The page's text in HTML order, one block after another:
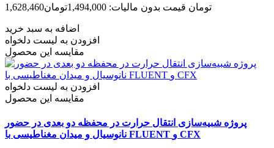
1,628,460تومان قیمت بدون مالیات: 1,494,000تومان
اضافه به سبد خرید
افزودن به لیست دلخواه
مقایسه این محصول
افزودن به لیست دلخواه
مقایسه این محصول
پروژه شبیه‌سازی انتقال حرارت در محفظه دو بعدی در حضور
نانوسیال و میدان مغناطیسی با FLUENT و CFX